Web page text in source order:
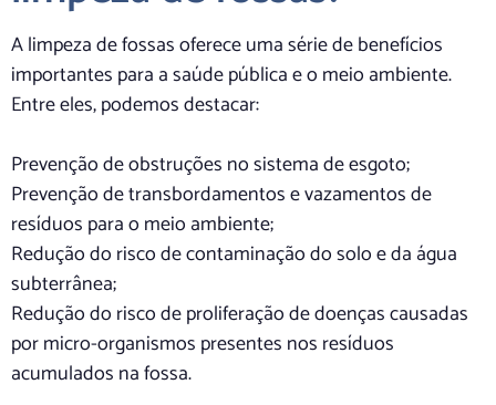
A limpeza de fossas oferece uma série de benefícios
importantes para a saúde pública e o meio ambiente.
Entre eles, podemos destacar:
Prevenção de obstruções no sistema de esgoto;
Prevenção de transbordamentos e vazamentos de
resíduos para o meio ambiente;
Redução do risco de contaminação do solo e da água
subterrânea;
Redução do risco de proliferação de doenças causadas
por micro-organismos presentes nos resíduos
acumulados na fossa.